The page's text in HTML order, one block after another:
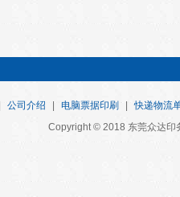
公司介绍 电脑票据印刷 快递物流
Copyright © 2018 东莞众达印